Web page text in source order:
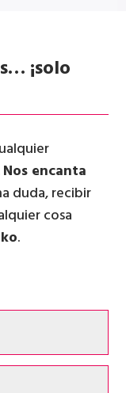
¡solo
Nos encanta
duda, recibir
cosa
.